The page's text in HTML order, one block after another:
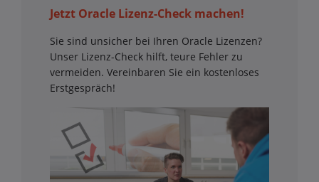
Jetzt Oracle Lizenz-Check machen!
Sie sind unsicher bei Ihren Oracle Lizenzen?
Unser Lizenz-Check hilft, teure Fehler zu
vermeiden. Vereinbaren Sie ein kostenloses
Erstgespräch!